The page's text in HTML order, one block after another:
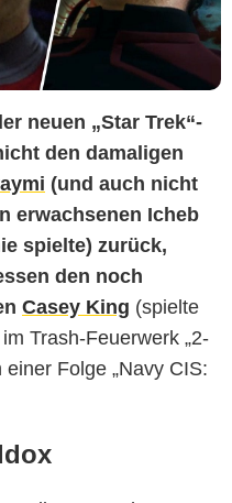
neuen „Star Trek“-
den damaligen
(und auch nicht
erwachsenen Icheb
spielte) zurück,
den noch
Casey King (spielte
Trash-Feuerwerk „2-
Folge „Navy CIS: